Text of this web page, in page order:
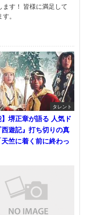
ます！ 皆様に満足して
。
タレント
】堺正章が語る 人気ド
西遊記』打ち切りの真
竺に着く前に終わっ